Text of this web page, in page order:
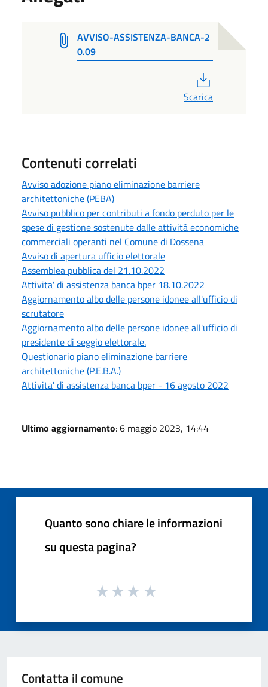
AVVISO-ASSISTENZA-BANCA-2
0.09
Scarica
Contenuti correlati
Avviso adozione piano eliminazione barriere
architettoniche (PEBA)
Avviso pubblico per contributi a fondo perduto per le
spese di gestione sostenute dalle attività economiche
commerciali operanti nel Comune di Dossena
Avviso di apertura ufficio elettorale
Assemblea pubblica del 21.10.2022
Attivita' di assistenza banca bper 18.10.2022
Aggiornamento albo delle persone idonee all'ufficio di
scrutatore
Aggiornamento albo delle persone idonee all'ufficio di
presidente di seggio elettorale.
Questionario piano eliminazione barriere
architettoniche (P.E.B.A.)
Attivita' di assistenza banca bper - 16 agosto 2022
Ultimo aggiornamento: 6 maggio 2023, 14:44
Quanto sono chiare le informazioni
su questa pagina?
Contatta il comune